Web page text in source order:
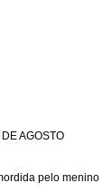
AGOSTO
pelo menino